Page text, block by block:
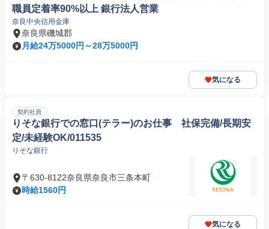
職員定着率90%以上 銀行法人営業
奈良中央信用金庫
奈良県磯城郡
月給24万5000円～28万5000円
気になる
契約社員
りそな銀行での窓口(テラー)のお仕事 社保完備/長期安
定/未経験OK/011535
りそな銀行
〒630-8122奈良県奈良市三条本町
時給1560円
気になる